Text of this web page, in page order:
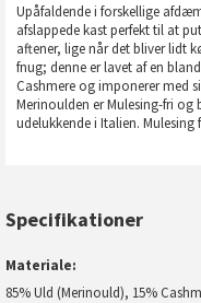
Upåfaldende i forskellige
afslappede kast perfekt til at
aftener, lige når det bliver lidt
fnug; denne er lavet af en
Cashmere og imponerer med
Merinoulden er Mulesing-fri
udelukkende i Italien. Mulesing
Specifikationer
Materiale
85% Uld (Merinould), 15%